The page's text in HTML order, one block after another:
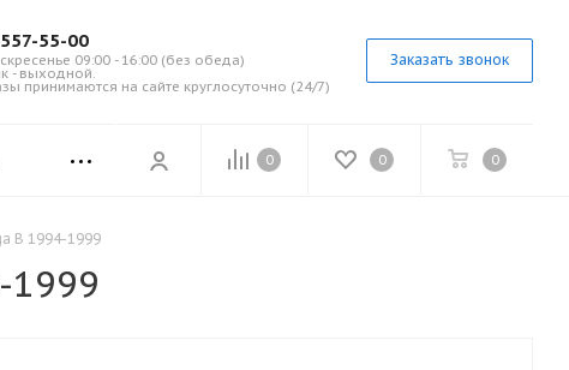
55-00
09:00 - 16:00 (без обеда)
- выходной.
принимаются на сайте круглосуточно (24/7)
Заказать звонок
0 0 0
B 1994-1999